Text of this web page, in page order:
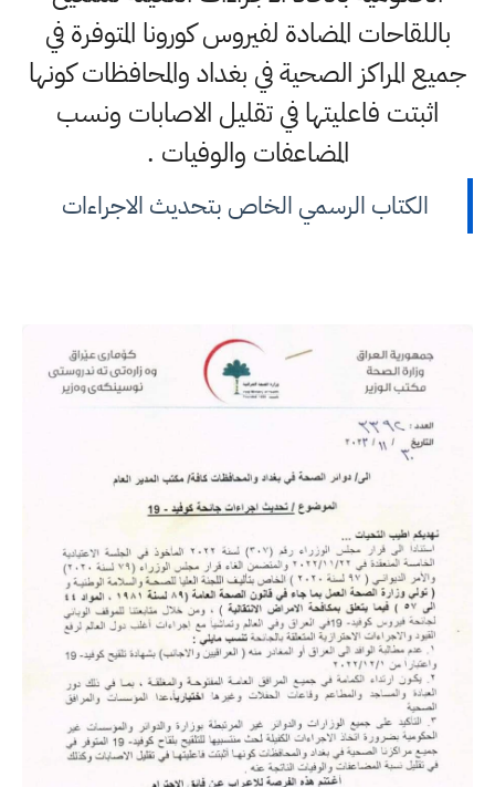
باللقاحات المضادة لفيروس كورونا المتوفرة في
جميع المراكز الصحية في بغداد والمحافظات كونها
اثبتت فاعليتها في تقليل الاصابات ونسب
المضاعفات والوفيات .
الكتاب الرسمي الخاص بتحديث الاجراءات